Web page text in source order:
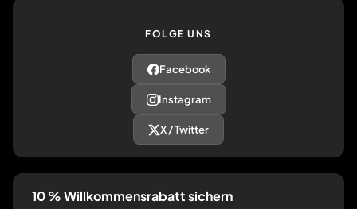
FOLGE UNS
Facebook
Instagram
X / Twitter
10 % Willkommensrabatt sichern